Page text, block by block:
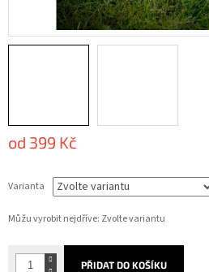
od 399 Kč
cena:
Varianta
Můžu vyrobit nejdříve: Zvolte variantu
PŘIDAT DO KOŠÍKU